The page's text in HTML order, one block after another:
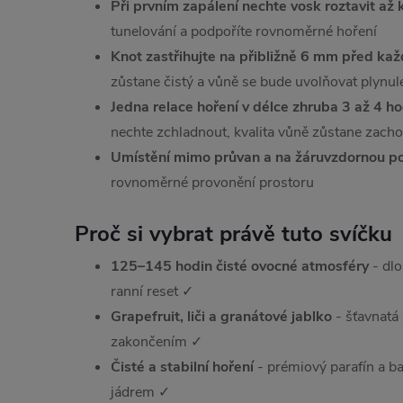
Při prvním zapálení nechte vosk roztavit až
tunelování a podpoříte rovnoměrné hoření
Knot zastřihujte na přibližně 6 mm před
zůstane čistý a vůně se bude uvolňovat
Jedna relace hoření v délce zhruba 3 až 4
nechte zchladnout, kvalita vůně zůstane
Umístění mimo průvan a na žáruvzdornou
rovnoměrné provonění prostoru
Proč si vybrat právě tuto svíčku
125–145 hodin čisté ovocné atmosféry -
ranní reset ✓
Grapefruit, liči a granátové jablko - šťavnatá
zakončením ✓
Čisté a stabilní hoření- prémiový parafín a
jádrem ✓